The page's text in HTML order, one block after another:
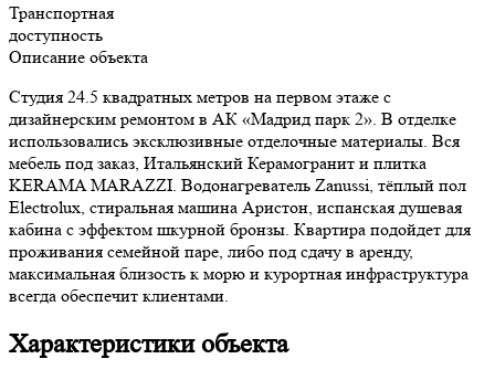
Транспортная
доступность
Описание объекта
Студия 24.5 квадратных метров на первом этаже с
дизайнерским ремонтом в АК «Мадрид парк 2». В отделке
использовались эксклюзивные отделочные материалы. Вся
мебель под заказ, Итальянский Керамогранит и плитка
KERAMA MARAZZI. Водонагреватель Zanussi, тёплый пол
Electrolux, стиральная машина Аристон, испанская душевая
кабина с эффектом шкурной бронзы. Квартира подойдет для
проживания семейной паре, либо под сдачу в аренду,
максимальная близость к морю и курортная инфраструктура
всегда обеспечит клиентами.
Характеристики объекта